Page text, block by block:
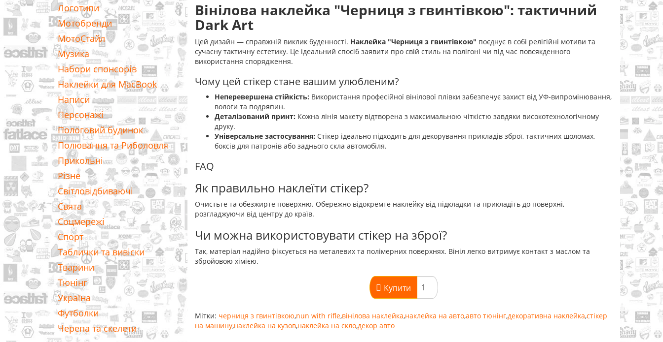
Логотипи
Мотобренди
МотоСтайл
Музика
Набори спонсорів
Наклейки для MacBook
Написи
Персонажі
Пологовий будинок
Полювання та Риболовля
Прикольні
Різне
Світловідбиваючі
Свята
Соцмережі
Спорт
Таблички та вивіски
Тварини
Тюнінг
Україна
Футболки
Черепа та скелети
Вінілова наклейка "Черниця з гвинтівкою": тактичний
Dark Art
Цей дизайн — справжній виклик буденності. Наклейка "Черниця з гвинтівкою" поєднує в собі релігійні мотиви та
сучасну тактичну естетику. Це ідеальний спосіб заявити про свій стиль на полігоні чи під час повсякденного
використання спорядження.
Чому цей стікер стане вашим улюбленим?
Неперевершена стійкість: Використання професійної вінілової плівки забезпечує захист від УФ-випромінювання,
вологи та подряпин.
Деталізований принт: Кожна лінія макету відтворена з максимальною чіткістю завдяки високотехнологічному
друку.
Універсальне застосування: Стікер ідеально підходить для декорування прикладів зброї, тактичних шоломах,
боксів для патронів або заднього скла автомобіля.
FAQ
Як правильно наклеїти стікер?
Очистьте та обезжирте поверхню. Обережно відокремте наклейку від підкладки та прикладіть до поверхні,
розгладжуючи від центру до країв.
Чи можна використовувати стікер на зброї?
Так, матеріал надійно фіксується на металевих та полімерних поверхнях. Вініл легко витримує контакт з маслом та
збройовою хімією.
Купити
Мітки: черниця з гвинтівкою,nun with rifle,вінілова наклейка,наклейка на авто,авто тюнінг,декоративна наклейка,стікер
на машину,наклейка на кузов,наклейка на скло,декор авто